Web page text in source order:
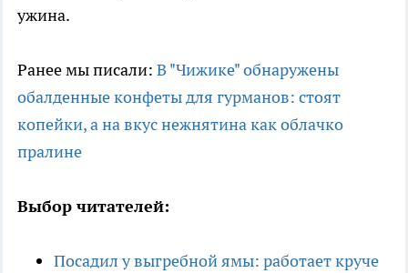
ужина.
Ранее мы писали: В "Чижике" обнаружены
обалденные конфеты для гурманов: стоят
копейки, а на вкус нежнятина как облачко
пралине
Выбор читателей:
Посадил у выгребной ямы: работает круче